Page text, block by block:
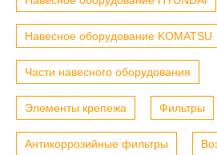
Навесное оборудование KOMATSU
Части навесного оборудования
Элементы крепежа Фильтры
Антикоррозийные фильтры